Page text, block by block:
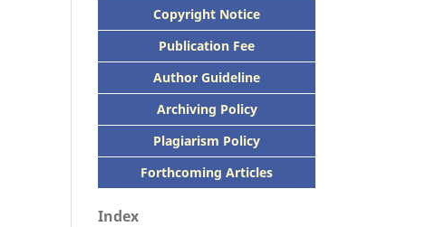
Copyright Notice
Publication Fee
Author Guideline
Archiving Policy
Plagiarism Policy
Forthcoming Articles
Index